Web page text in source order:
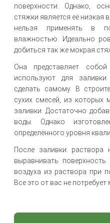
поверхности. Однако,
стяжки является её низкая
нельзя применять в
влажностью. Идеально
добиться так же мокрая
Она представляет
используют для
сделать самому. В
сухих смесей, из которых
заливки. Достаточно
воды. Однако
определённого уровня
После заливки раствора
выравнивать
воздуха из раствора при
Все это от вас не потребует